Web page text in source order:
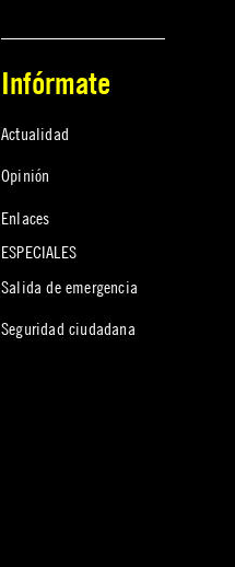
Infórmate
Actualidad
Opinión
Enlaces
ESPECIALES
Salida de emergencia
Seguridad ciudadana